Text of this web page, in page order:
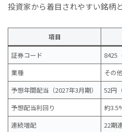
投資家から着目されやすい銘柄
項目
証券コード
8425
業種
その
予想年間配当（2027年3月期）
52円
予想配当利回り
約
連続増配
22期